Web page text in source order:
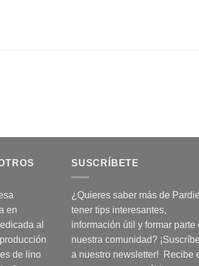
en
al
de lino
SUSCRÍBETE
¿Quieres saber más de
tener tips interesantes,
información útil y formar parte
nuestra comunidad?
a nuestro newsletter! Recibe